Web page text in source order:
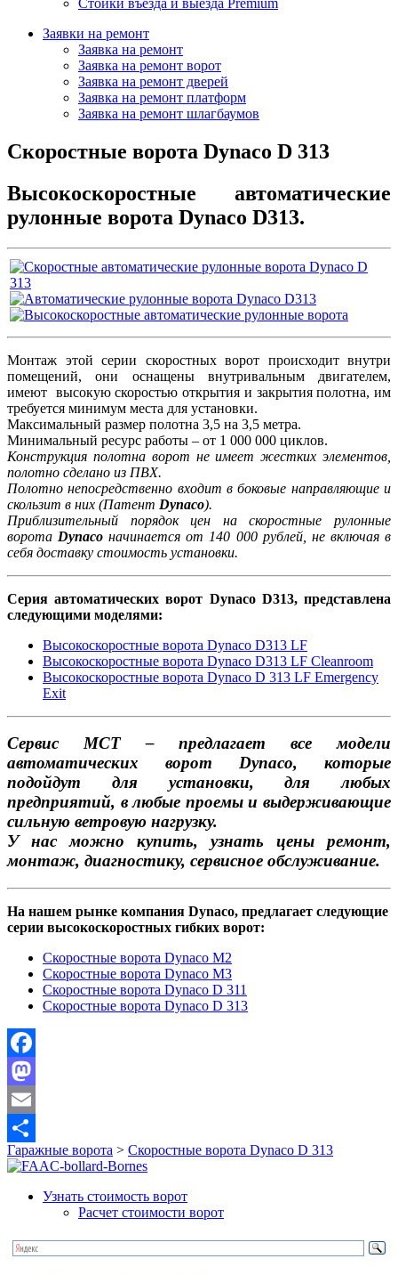
Стойки въезда и выезда Premium
Заявки на ремонт
Заявка на ремонт
Заявка на ремонт ворот
Заявка на ремонт дверей
Заявка на ремонт платформ
Заявка на ремонт шлагбаумов
Скоростные ворота Dynaco D 313
Высокоскоростные автоматические
рулонные ворота Dynaco D313.
Монтаж этой серии скоростных ворот происходит внутри
помещений, они оснащены внутривальным двигателем,
имеют высокую скоростью открытия и закрытия полотна, им
требуется минимум места для установки.
Максимальный размер полотна 3,5 на 3,5 метра.
Минимальный ресурс работы – от 1 000 000 циклов.
Конструкция полотна ворот не имеет жестких элементов,
полотно сделано из ПВХ.
Полотно непосредственно входит в боковые направляющие и
скользит в них (Патент Dynaco).
Приблизительный порядок цен на скоростные рулонные
ворота Dynaco начинается от 140 000 рублей, не включая в
себя доставку стоимость установки.
Серия автоматических ворот Dynaco D313, представлена
следующими моделями:
Высокоскоростные ворота Dynaco D313 LF
Высокоскоростные ворота Dynaco D313 LF Cleanroom
Высокоскоростные ворота Dynaco D 313 LF Emergency
Exit
Сервис МСТ – предлагает все модели
автоматических ворот Dynaco, которые
подойдут для установки, для любых
предприятий, в любые проемы и выдерживающие
сильную ветровую нагрузку.
У нас можно купить, узнать цены ремонт,
монтаж, диагностику, сервисное обслуживание.
На нашем рынке компания Dynaco, предлагает следующие
серии высокоскоростных гибких ворот:
Скоростные ворота Dynaco М2
Скоростные ворота Dynaco М3
Скоростные ворота Dynaco D 311
Скоростные ворота Dynaco D 313
Facebook
Mastodon
Email
Отправить
Гаражные ворота > Скоростные ворота Dynaco D 313
Узнать стоимость ворот
Расчет стоимости ворот